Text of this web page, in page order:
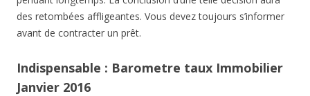
des retombées affligeantes. Vous devez toujours s’informer
avant de contracter un prêt.
Indispensable : Barometre taux Immobilier
Janvier 2016